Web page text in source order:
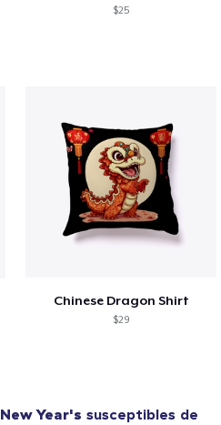
$25
Chinese Dragon Shirt
$29
New Year's susceptibles de